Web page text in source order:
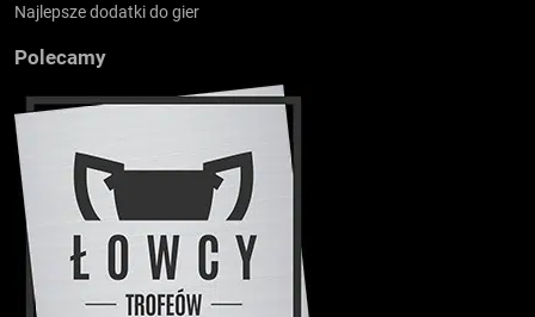
Najlepsze dodatki do gier
Polecamy